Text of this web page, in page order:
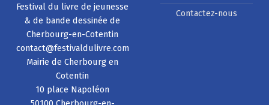
Festival du livre de jeunesse
& de bande dessinée de
Cherbourg-en-Cotentin
contact@festivaldulivre.com
Mairie de Cherbourg en
Cotentin
10 place Napoléon
Contactez-nous